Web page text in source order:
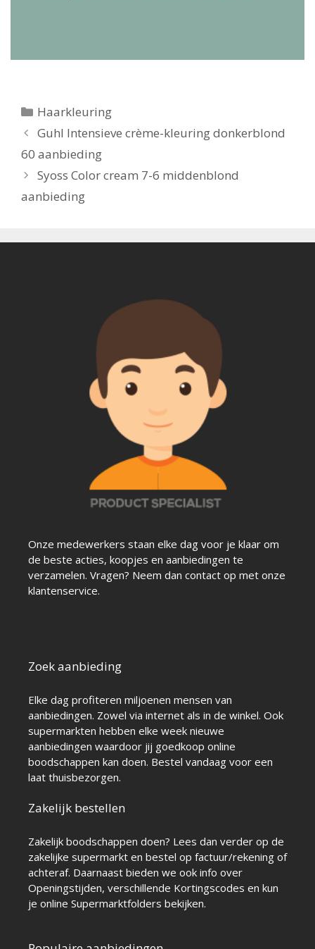
Categorieën
Haarkleuring
Berichtnavigatie
Guhl Intensieve crème-kleuring donkerblond
60 aanbieding
Syoss Color cream 7-6 middenblond
aanbieding
Onze medewerkers staan elke dag voor je klaar om
de beste acties, koopjes en aanbiedingen te
verzamelen. Vragen? Neem dan contact op met onze
klantenservice.
Zoek aanbieding
Elke dag profiteren miljoenen mensen van
aanbiedingen. Zowel via internet als in de winkel. Ook
supermarkten hebben elke week nieuwe
aanbiedingen waardoor jij goedkoop online
boodschappen kan doen. Bestel vandaag voor een
laat thuisbezorgen.
Zakelijk bestellen
Zakelijk boodschappen doen? Lees dan verder op de
zakelijke supermarkt en bestel op factuur/rekening of
achteraf. Daarnaast bieden we ook info over
Openingstijden, verschillende Kortingscodes en kun
je online Supermarktfolders bekijken.